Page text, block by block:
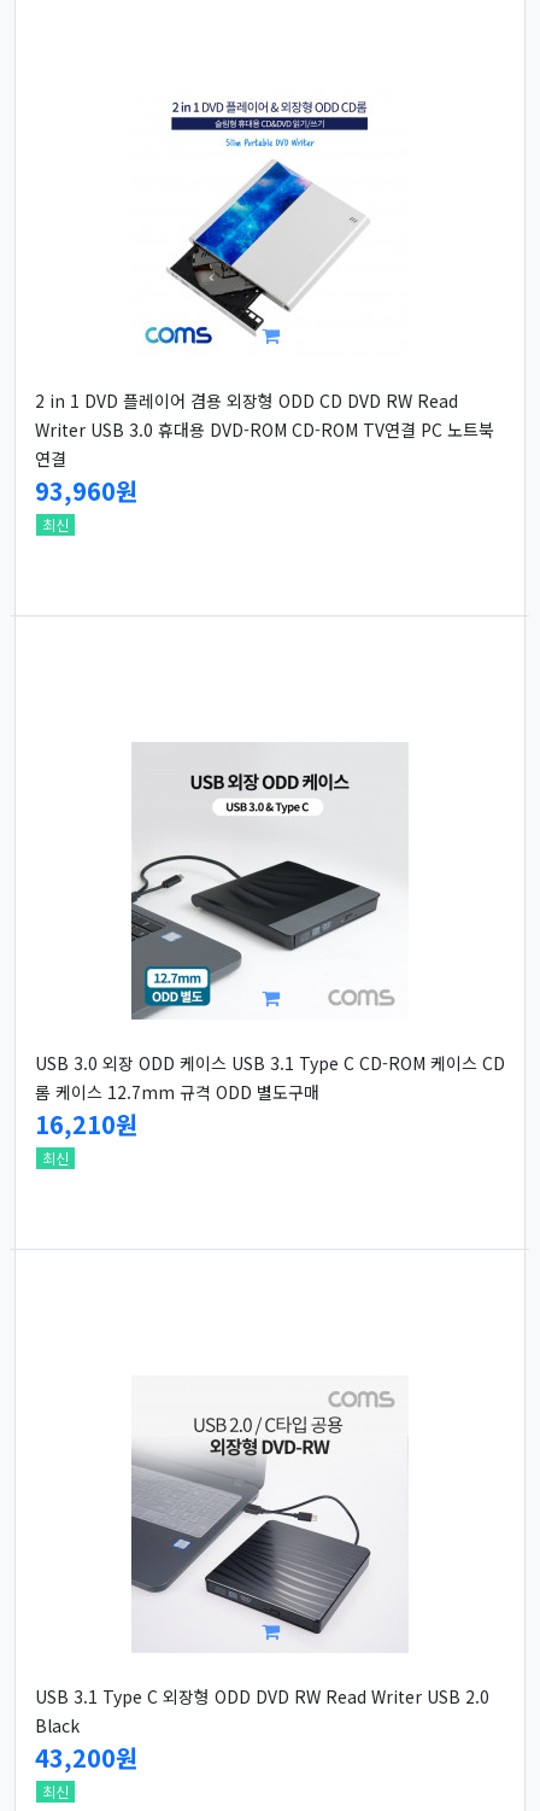
2 in 1 DVD 플레이어 겸용 외장형 ODD CD DVD RW Read
Writer USB 3.0 휴대용 DVD-ROM CD-ROM TV연결 PC 노트북
연결
93,960원
최신
USB 3.0 외장 ODD 케이스 USB 3.1 Type C CD-ROM 케이스 CD
롬 케이스 12.7mm 규격 ODD 별도구매
16,210원
최신
USB 3.1 Type C 외장형 ODD DVD RW Read Writer USB 2.0
Black
43,200원
최신